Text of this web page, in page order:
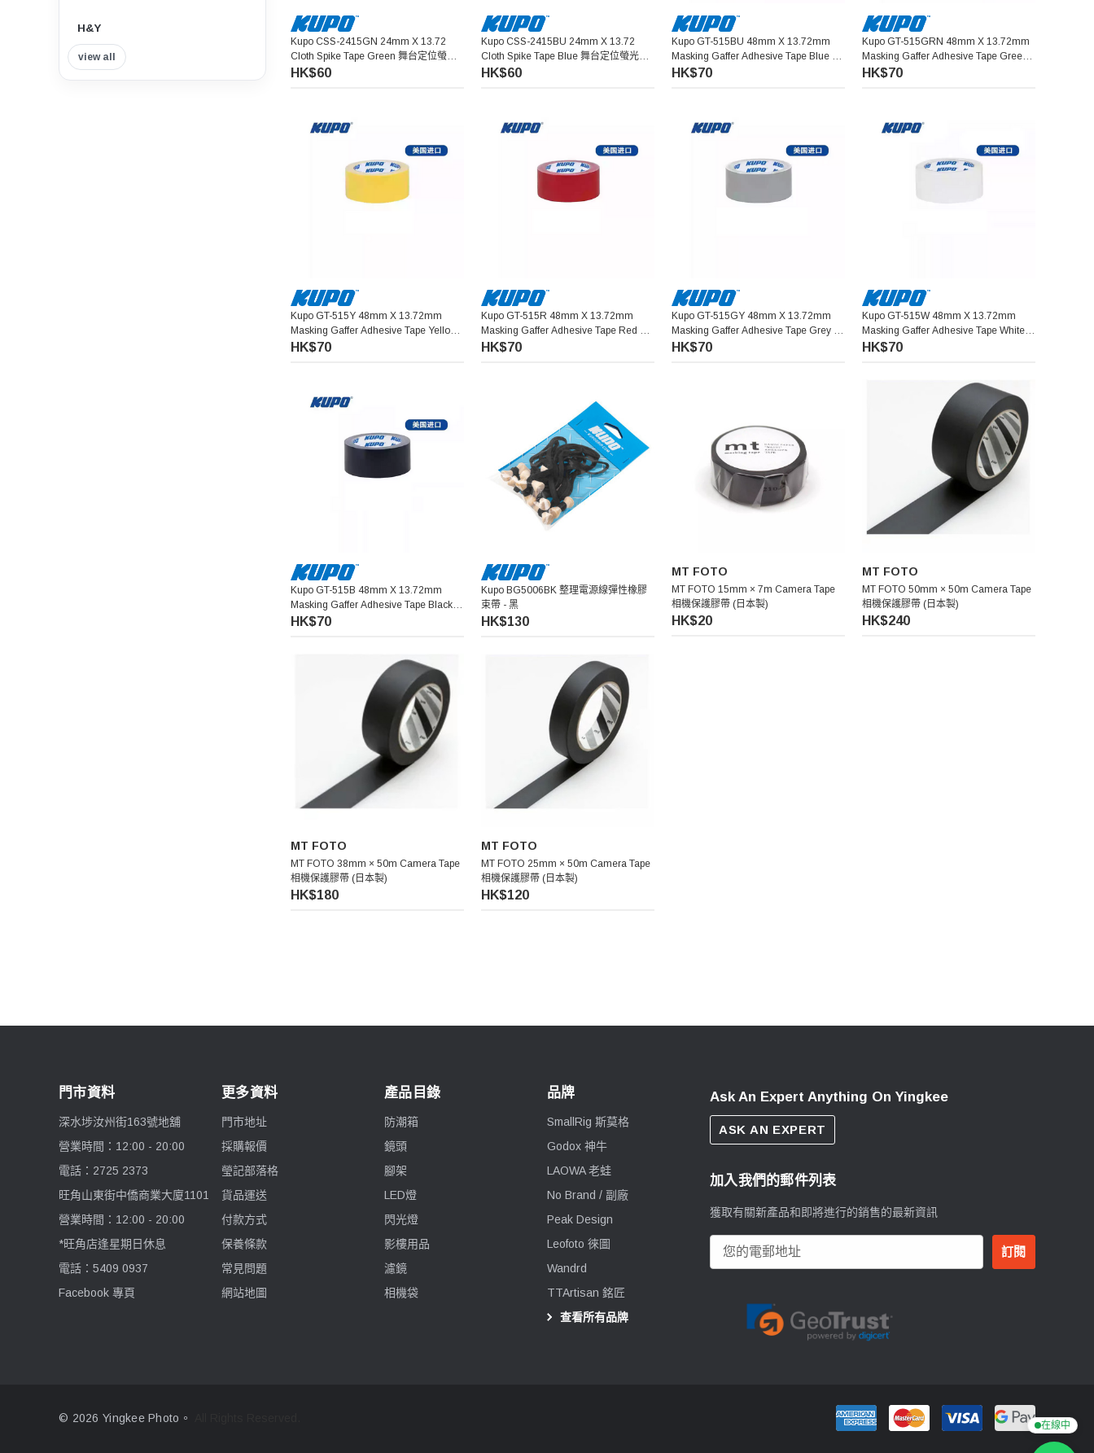
H&Y
Insta360
Acalava
Falconeyes 銳鷹
PGYTECH 蒲公英
Maxpower 牛魔王
SONY 索尼
Superior Seamless 仙麗
view all
Kupo CSS-2415GN 24mm X 13.72
Cloth Spike Tape Green 舞台定位螢光
膠帶 (綠色)
HK$60
Kupo CSS-2415BU 24mm X 13.72
Cloth Spike Tape Blue 舞台定位螢光膠
帶 (藍色)
HK$60
Kupo GT-515BU 48mm X 13.72mm
Masking Gaffer Adhesive Tape Blue 啞
光布膠帶 (藍色)
HK$70
Kupo GT-515GRN 48mm X 13.72mm
Masking Gaffer Adhesive Tape Green
啞光布膠帶 (綠色)
HK$70
Kupo GT-515Y 48mm X 13.72mm
Masking Gaffer Adhesive Tape Yellow
啞光布膠帶 (黃色)
HK$70
Kupo GT-515R 48mm X 13.72mm
Masking Gaffer Adhesive Tape Red 啞
光布膠帶 (紅色)
HK$70
Kupo GT-515GY 48mm X 13.72mm
Masking Gaffer Adhesive Tape Grey 啞
光布膠帶 (灰色)
HK$70
Kupo GT-515W 48mm X 13.72mm
Masking Gaffer Adhesive Tape White
啞光布膠帶 (白色)
HK$70
Kupo GT-515B 48mm X 13.72mm
Masking Gaffer Adhesive Tape Black
啞光布膠帶 (黑色)
HK$70
Kupo BG5006BK 整理電源線彈性橡膠
束帶 - 黑
HK$130
MT FOTO
MT FOTO 15mm × 7m Camera Tape
相機保護膠帶 (日本製)
HK$20
MT FOTO
MT FOTO 50mm × 50m Camera Tape
相機保護膠帶 (日本製)
HK$240
MT FOTO
MT FOTO 38mm × 50m Camera Tape
相機保護膠帶 (日本製)
HK$180
MT FOTO
MT FOTO 25mm × 50m Camera Tape
相機保護膠帶 (日本製)
HK$120
門市資料
深水埗汝州街163號地舖
營業時間：12:00 - 20:00
電話：2725 2373
旺角山東街中僑商業大廈1101
營業時間：12:00 - 20:00
*旺角店逢星期日休息
電話：5409 0937
Facebook 專頁
更多資料
門市地址
採購報價
瑩記部落格
貨品運送
付款方式
保養條款
常見問題
網站地圖
產品目錄
防潮箱
鏡頭
腳架
LED燈
閃光燈
影樓用品
濾鏡
相機袋
品牌
SmallRig 斯莫格
Godox 神牛
LAOWA 老蛙
No Brand / 副廠
Peak Design
Leofoto 徠圖
Wandrd
TTArtisan 銘匠
查看所有品牌
Ask An Expert Anything On Yingkee
ASK AN EXPERT
加入我們的郵件列表
獲取有關新產品和即將進行的銷售的最新資訊
郵
© 2026 Yingkee Photo。
在線中